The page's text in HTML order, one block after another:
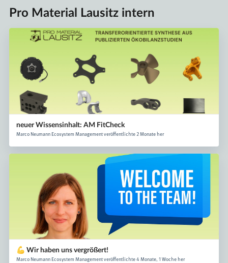
Pro Material Lausitz intern
neuer Wissensinhalt: AM FitCheck
Marco Neumann Ecosystem Management veröffentlichte 2 Monate her
💪 Wir haben uns vergrößert!
Marco Neumann Ecosystem Management veröffentlichte 4 Monate, 1 Woche her